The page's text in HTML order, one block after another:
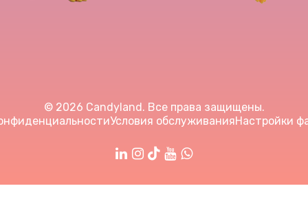
© 2026 Candyland. Все права защищены.
Условия обслуживанияНастройки